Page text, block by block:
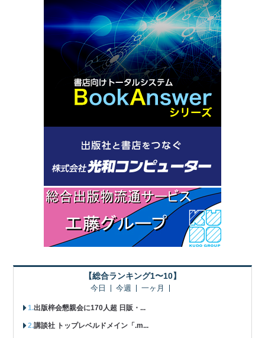
【総合ランキング1〜10】
今日 今週 一ヶ月
出版梓会懇親会に170人超 日販・...
講談社 トップレベルドメイン「.m...